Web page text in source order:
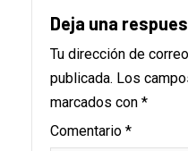
Deja una
Tu dirección de
publicada. Los
marcados con *
Comentario *